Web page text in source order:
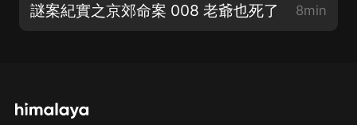
謎案紀實之京郊命案 008 老爺也死了 8min